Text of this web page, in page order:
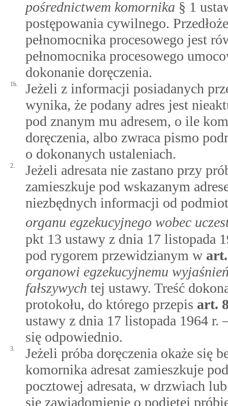
pośrednictwem komornika § 1
postępowania cywilnego.
pełnomocnika procesowego jest
pełnomocnika procesowego
dokonanie doręczenia.
1b.
Jeżeli z informacji posiadanych
wynika, że podany adres jest
pod znanym mu adresem, o ile
doręczenia, albo zwraca pismo
o dokonanych ustaleniach.
2.
Jeżeli adresata nie zastano przy
zamieszkuje pod wskazanym
niezbędnych informacji od
organu egzekucyjnego wobec
pkt 13 ustawy z dnia 17 listopada
pod rygorem przewidzianym w
organowi egzekucyjnemu
fałszywych tej ustawy. Treść
protokołu, do którego przepis art.
ustawy z dnia 17 listopada 1964 r.
się odpowiednio.
3.
Jeżeli próba doręczenia okaże się
komornika adresat zamieszkuje
pocztowej adresata, w drzwiach
się zawiadomienie o podjętej